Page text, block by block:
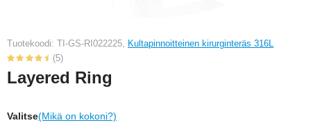
Tuotekoodi: TI-GS-RI022225, Kultapinnoitteinen kirurginteräs 316L
(5)
Layered Ring
Valitse(Mikä on kokoni?)